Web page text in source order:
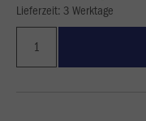
Lieferzeit: 3 Werktage